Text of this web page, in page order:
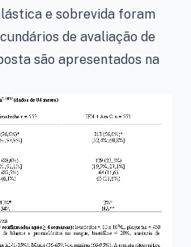
e sobrevida foram
de avaliação de
são apresentados na